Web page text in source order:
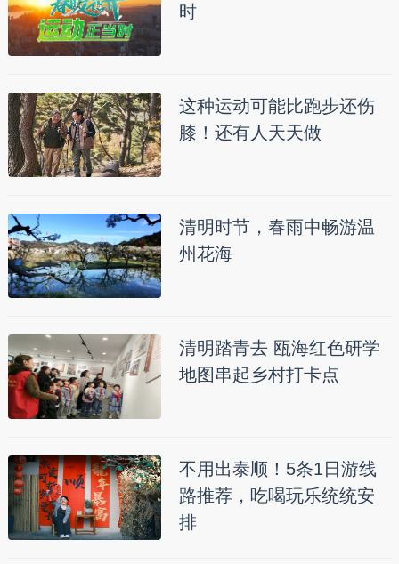
时
这种运动可能比跑步还伤
膝！还有人天天做
清明时节，春雨中畅游温
州花海
清明踏青去 瓯海红色研学
地图串起乡村打卡点
不用出泰顺！5条1日游线
路推荐，吃喝玩乐统统安
排